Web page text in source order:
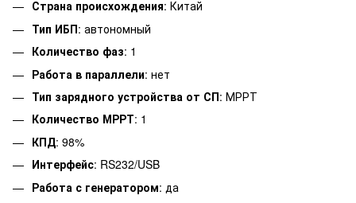
Страна происхождения: Китай
Тип ИБП: автономный
Количество фаз: 1
Работа в параллели: нет
Тип зарядного устройства от СП: МРРТ
Количество МРРТ: 1
КПД: 98%
Интерфейс: RS232/USB
Работа с генератором: да